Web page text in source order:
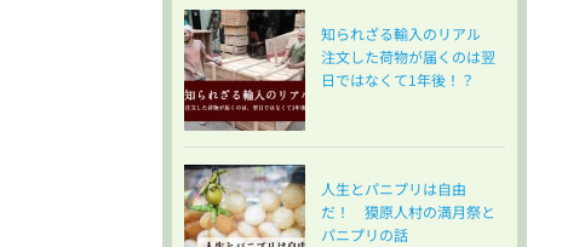
知られざる輸入のリアル
注文した荷物が届くのは翌
日ではなくて1年後！？
人生とパニプリは自由
だ！ 獏原人村の満月祭と
パニプリの話